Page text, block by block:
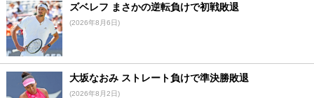
ズベレフ まさかの逆転負けで初戦敗退
(2026年8月6日)
大坂なおみ ストレート負けで準決勝敗退
(2026年8月2日)